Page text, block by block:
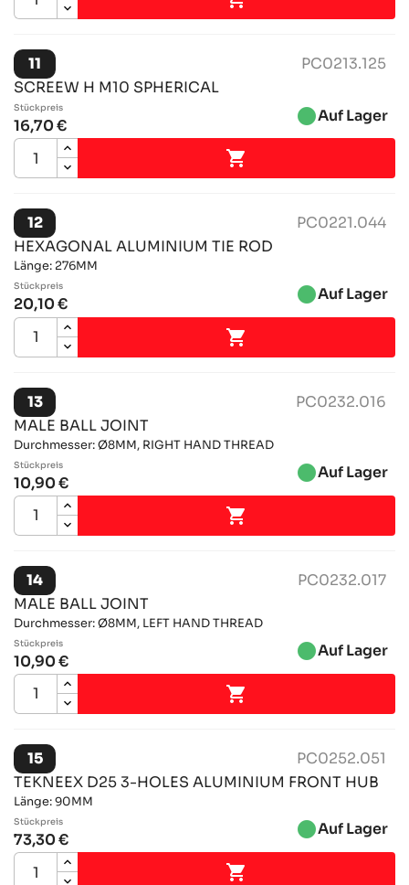
11
PC0213.125
SCREEW H M10 SPHERICAL
Stückpreis
16,70 € brightness_1Auf Lager

12
PC0221.044
HEXAGONAL ALUMINIUM TIE ROD
Länge: 276MM
Stückpreis
20,10 € brightness_1Auf Lager

13
PC0232.016
MALE BALL JOINT
Durchmesser: Ø8MM, RIGHT HAND THREAD
Stückpreis
10,90 € brightness_1Auf Lager

14
PC0232.017
MALE BALL JOINT
Durchmesser: Ø8MM, LEFT HAND THREAD
Stückpreis
10,90 € brightness_1Auf Lager

15
PC0252.051
TEKNEEX D25 3-HOLES ALUMINIUM FRONT HUB
Länge: 90MM
Stückpreis
73,30 € brightness_1Auf Lager
